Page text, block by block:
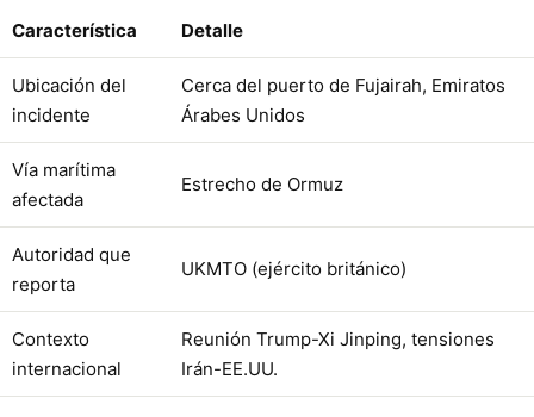
Característica Detalle
Ubicación del
incidente
Cerca del puerto de Fujairah, Emiratos
Árabes Unidos
Vía marítima
afectada
Estrecho de Ormuz
Autoridad que
reporta
UKMTO (ejército británico)
Contexto
internacional
Reunión Trump-Xi Jinping, tensiones
Irán-EE.UU.